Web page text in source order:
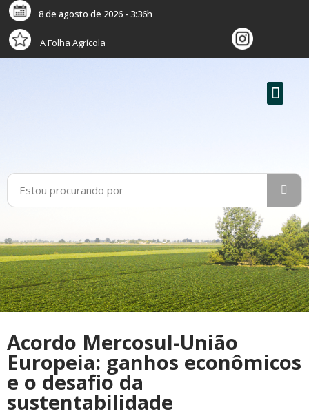
8 de agosto de 2026 - 3:36h
A Folha Agrícola
Acordo Mercosul-União
Europeia: ganhos econômicos
e o desafio da
sustentabilidade